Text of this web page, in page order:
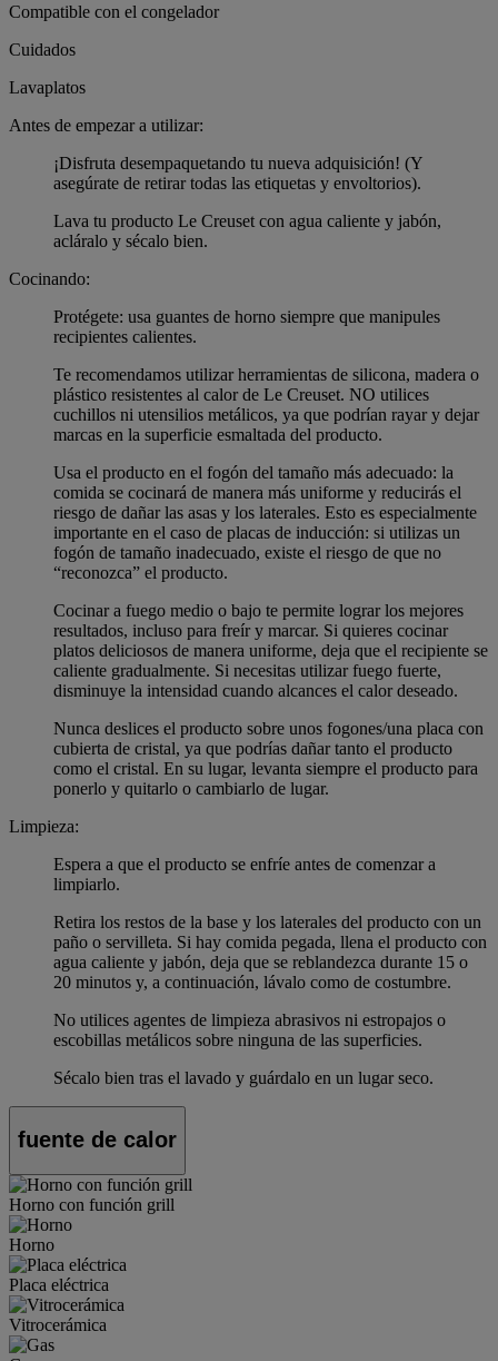
Compatible con el congelador
Cuidados
Lavaplatos
Antes de empezar a utilizar:
¡Disfruta desempaquetando tu nueva adquisición! (Y
asegúrate de retirar todas las etiquetas y envoltorios).
Lava tu producto Le Creuset con agua caliente y jabón,
acláralo y sécalo bien.
Cocinando:
Protégete: usa guantes de horno siempre que manipules
recipientes calientes.
Te recomendamos utilizar herramientas de silicona, madera o
plástico resistentes al calor de Le Creuset. NO utilices
cuchillos ni utensilios metálicos, ya que podrían rayar y dejar
marcas en la superficie esmaltada del producto.
Usa el producto en el fogón del tamaño más adecuado: la
comida se cocinará de manera más uniforme y reducirás el
riesgo de dañar las asas y los laterales. Esto es especialmente
importante en el caso de placas de inducción: si utilizas un
fogón de tamaño inadecuado, existe el riesgo de que no
“reconozca” el producto.
Cocinar a fuego medio o bajo te permite lograr los mejores
resultados, incluso para freír y marcar. Si quieres cocinar
platos deliciosos de manera uniforme, deja que el recipiente se
caliente gradualmente. Si necesitas utilizar fuego fuerte,
disminuye la intensidad cuando alcances el calor deseado.
Nunca deslices el producto sobre unos fogones/una placa con
cubierta de cristal, ya que podrías dañar tanto el producto
como el cristal. En su lugar, levanta siempre el producto para
ponerlo y quitarlo o cambiarlo de lugar.
Limpieza:
Espera a que el producto se enfríe antes de comenzar a
limpiarlo.
Retira los restos de la base y los laterales del producto con un
paño o servilleta. Si hay comida pegada, llena el producto con
agua caliente y jabón, deja que se reblandezca durante 15 o
20 minutos y, a continuación, lávalo como de costumbre.
No utilices agentes de limpieza abrasivos ni estropajos o
escobillas metálicos sobre ninguna de las superficies.
Sécalo bien tras el lavado y guárdalo en un lugar seco.
fuente de calor
Horno con función grill
Horno
Placa eléctrica
Vitrocerámica